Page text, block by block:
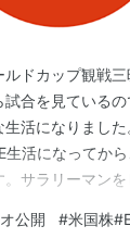
ドカップ観戦
試合を見ている
生活になりまし
生活になってか
。サラリーマン
ありましたが、
公開 #米国株